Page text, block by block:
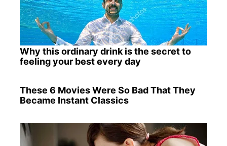
Why this ordinary drink is the secret to
feeling your best every day
These 6 Movies Were So Bad That They
Became Instant Classics